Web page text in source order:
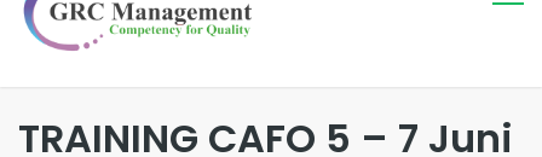
TRAINING CAFO 5 – 7 Juni